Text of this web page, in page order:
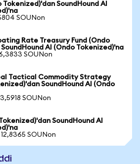
SoundHound AI
SOUNon
Rate Treasury Fund (Ondo
AI (Ondo Tokenized)'na
SOUNon
Tactical Commodity Strategy
SoundHound AI (Ondo
SOUNon
SoundHound AI
SOUNon